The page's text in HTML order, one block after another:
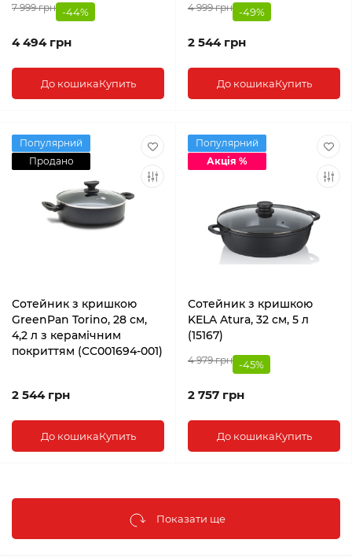
7 999 грн -44%
4 494 грн
До кошикаКупить
4 999 грн -49%
2 544 грн
До кошикаКупить
Популярний
Продано
Сотейник з кришкою
GreenPan Torino, 28 см,
4,2 л з керамічним
покриттям (CC001694-001)
2 544 грн
До кошикаКупить
Популярний
Акція %
Сотейник з кришкою
KELA Atura, 32 см, 5 л
(15167)
4 979 грн -45%
2 757 грн
До кошикаКупить
Показати ще